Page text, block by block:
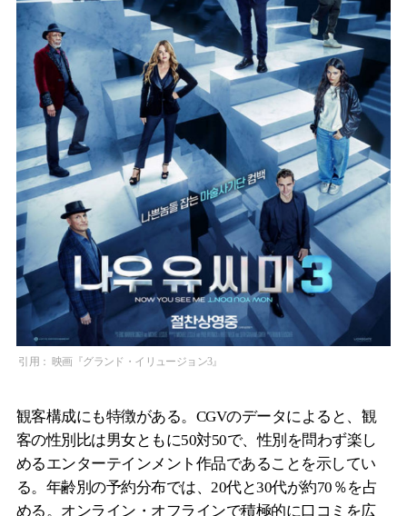
引用： 映画『グランド・イリュージョン3』
観客構成にも特徴がある。CGVのデータによると、観
客の性別比は男女ともに50対50で、性別を問わず楽し
めるエンターテインメント作品であることを示してい
る。年齢別の予約分布では、20代と30代が約70％を占
める。オンライン・オフラインで積極的に口コミを広